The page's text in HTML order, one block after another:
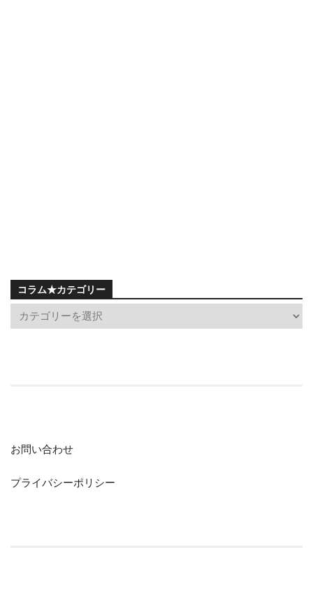
コラム★カテゴリー
お問い合わせ
プライバシーポリシー